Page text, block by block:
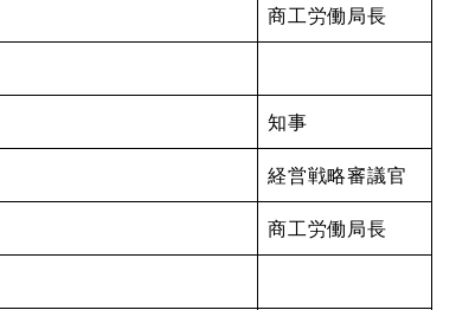
商工労働局長
知事
経営戦略審議官
商工労働局長